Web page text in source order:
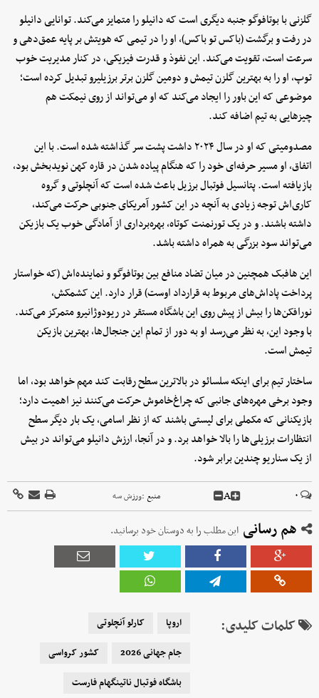
گلزنی با بوتافوگو جنبه دیگری است که دانیلو را متمایز می‌کند. توانایی دانیلو
در رفت و برگشت (باکس تو باکس)، او را در تیمی که هویتش بر پایه عمق‌دهی و
سرعت است، تقویت می‌کند. این نفوذ و قدرت فیزیکی، در کنار مدیریت خوب
توپ، او را به بهترین گلزن تیمش و دومین گلزن برتر برزیلیرو تبدیل کرده است؛
موضوعی که این باور را ایجاد می‌کند که او می‌تواند از روی نیمکت هم
چیزهایی به تیم اضافه کند.
مصدومیتی که او در سال ۲۰۲۴ داشت پشت سر گذاشته شده است. با این
اتفاق، او مسیر حرفه‌ای خود را که هنگام پیاده شدن در قاره کهن نویدبخش بود،
بازیافته است. پتانسیل فوتبال برزیل باعث شده است که آنچلوتی و گروه
کاری‌اش توجه زیادی به آنچه در این کشور آمریکای جنوبی حرکت می‌کند،
داشته باشند. و در یک تورنمنت کوتاه، بهره‌برداری از آمادگی خوب یک بازیکن
می‌تواند سود بزرگی به همراه داشته باشد.
این هافبک همچنین در میان تضاد منافع بین بوتافوگو و نماینده‌اش (که خواستار
پرداخت پاداش‌های مربوط به قرارداد اوست) قرار دارد. این کشمکش،
نورافکن‌ها را بیش از پیش روی این باشگاه مستقر در ریودوژانیرو متمرکز می‌کند.
با وجود این، به نظر می‌رسد او به دور از تمام این جنجال‌ها، بهترین بازیکن
تیمش است.
ساختار تیم برای اینکه سلسائو در بالاترین سطح رقابت کند مهم خواهد بود، اما
وجود برخی مهره‌های جانبی که چراغ‌خاموش حرکت می‌کنند نیز اهمیت دارد؛
بازیکنانی که مکملی برای لیستی باشند که از نظر اسامی، یک بار دیگر سطح
انتظارات برزیلی‌ها را بالا خواهد برد. و در آنجا، ارزش دانیلو می‌تواند در بیش
از یک سناریو چندین برابر شود.
۰ A منبع :ورزش سه
هم رسانی این مطلب را به دوستان خود برسانید.
کلمات کلیدی: اروپا
کارلو آنچلوتی
جام جهانی 2026
کشور کرواسی
باشگاه فوتبال ناتینگهام فارست